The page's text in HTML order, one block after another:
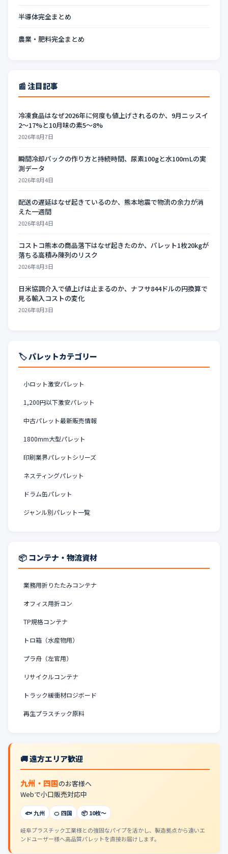
半導体完全まとめ
農業・肥料完全まとめ
📰 注目記事
冷凍食品はなぜ2026年に何度も値上げされるのか、9月ニッスイ
2〜17%と10月味の素5〜8%
2026年8月7日
瞬間冷却パックの作り方と持続時間、尿素100gと水100mLの実
測データ
2026年8月4日
配送の遅延はなぜ起きているのか、熊本地震で物流の余力が消
えた一週間
2026年8月4日
コストコ熊本の商品落下はなぜ起きたのか、パレット1枚20kgが
落ちる高積み陳列のリスク
2026年8月3日
日米協調介入で値上げは止まるのか、ナフサ844ドルの円換算で
見る輸入コストの変化
2026年8月3日
🏷️ パレットカテゴリー
小ロット激安パレット
1,200円以下激安パレット
中古パレット最新販売情報
1800mm大型パレット
印刷業界パレットシリーズ
ネスティングパレット
ドラム缶パレット
ジャンル別パレット一覧
📦 コンテナ・物流資材
業務用折りたたみコンテナ
オフィス用折コン
TP規格コンテナ
トロ箱（水産物用）
プラ舟（左官用）
リサイクルコンテナ
トラック緩衝材ロジボード
再生プラスチック原料
🚚 遠方エリア歓迎
九州・四国のお客様へ
Webで小口販売対応中
🐟 九州 🍊 四国 📦 10枚〜
岐阜プラスチック工業様との強固なパイプを活かし、製造拠点から遠いエ
ンドユーザー様へ高品質パレットを直接お届けします。